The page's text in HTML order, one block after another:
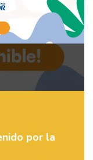
por la